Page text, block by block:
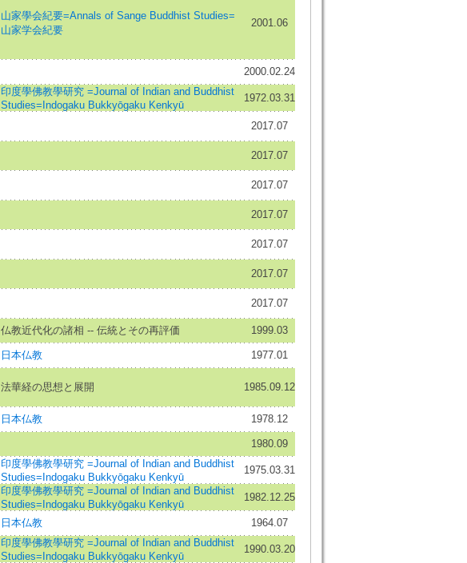
山家學会紀要=Annals of Sange Buddhist Studies=
山家学会紀要
2001.06
2000.02.24
印度學佛教學研究 =Journal of Indian and Buddhist
Studies=Indogaku Bukkyōgaku Kenkyū
1972.03.31
2017.07
2017.07
2017.07
2017.07
2017.07
2017.07
2017.07
仏教近代化の諸相 -- 伝統とその再評価 1999.03
日本仏教
1977.01
法華経の思想と展開 1985.09.12
日本仏教 1978.12
1980.09
印度學佛教學研究 =Journal of Indian and Buddhist
Studies=Indogaku Bukkyōgaku Kenkyū
1975.03.31
印度學佛教學研究 =Journal of Indian and Buddhist
Studies=Indogaku Bukkyōgaku Kenkyū
1982.12.25
日本仏教
1964.07
印度學佛教學研究 =Journal of Indian and Buddhist
Studies=Indogaku Bukkyōgaku Kenkyū
1990.03.20